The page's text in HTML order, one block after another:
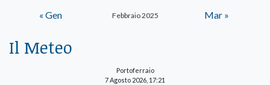
Febbraio 2025
« Gen Mar »
Il Meteo
Portoferraio
7 Agosto 2026, 17:21